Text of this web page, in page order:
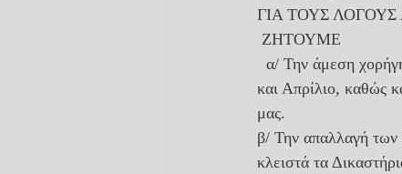
ΓΙΑ ΤΟΥΣ
ΖΗΤΟΥΜΕ
και Απρίλιο, καθώς
μας.
β/ Την απαλλαγή των
κλειστά τα